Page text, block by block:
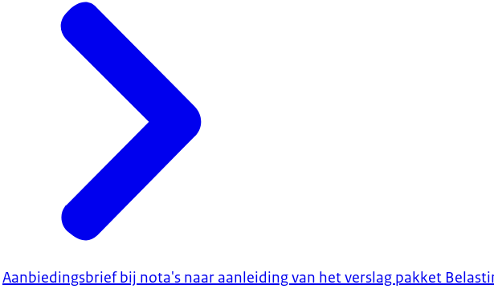
Aanbiedingsbrief bij nota's naar aanleiding van het verslag pakket